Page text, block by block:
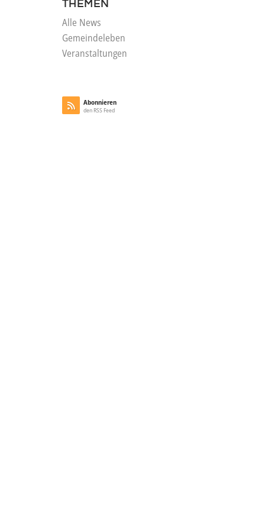
THEMEN
Alle News
Gemeindeleben
Veranstaltungen
Abonnieren
den RSS Feed